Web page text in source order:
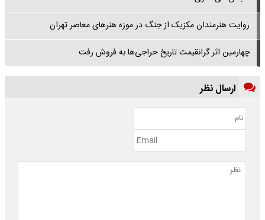
روایت هنرمندان مکزیک از جنگ در موزه هنرهای معاصر تهران
چهارمین اثر گرانقیمت تاریخ حراجی‌ها به فروش رفت
ارسال نظر